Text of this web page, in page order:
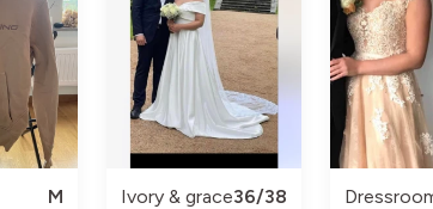
M
Ivory & grace36/38